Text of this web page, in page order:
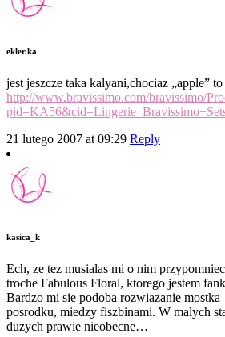
ekler.ka
jest jeszcze taka kalyani,chociaz „apple”
http://www.bravissimo.com/bravissimo/
21 lutego 2007 at 09:29 Reply
kasica_k
Ech, ze tez musialas mi o nim
troche Fabulous Floral, ktorego jestem
Bardzo mi sie podoba rozwiazanie
posrodku, miedzy fiszbinami. W malych
duzych prawie nieobecne…